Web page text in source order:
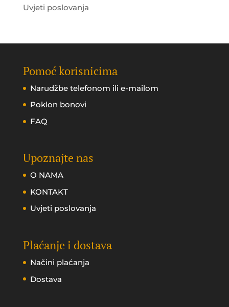
Uvjeti poslovanja
Pomoć korisnicima
Narudžbe telefonom ili e-mailom
Poklon bonovi
FAQ
Upoznajte nas
O NAMA
KONTAKT
Uvjeti poslovanja
Plaćanje i dostava
Načini plaćanja
Dostava